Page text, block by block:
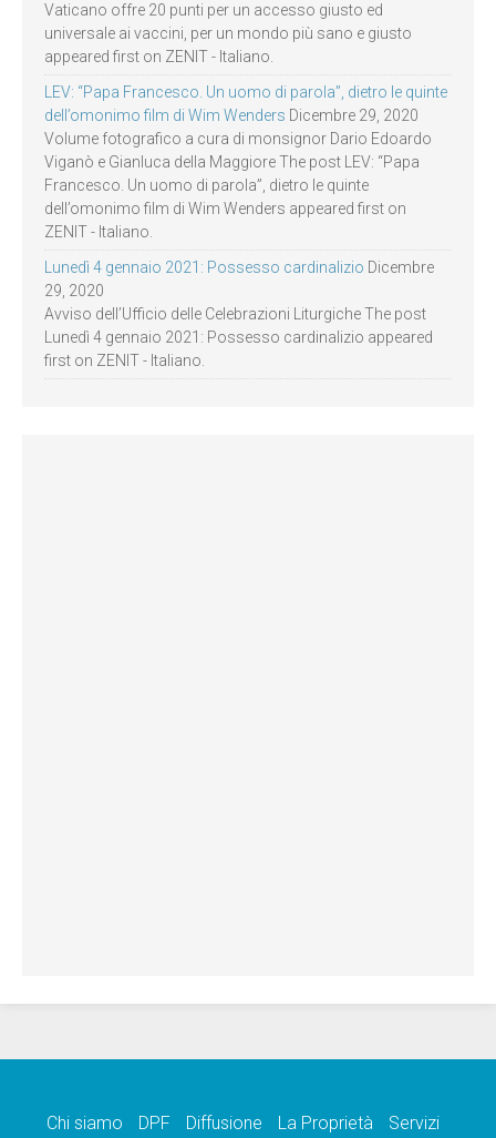
Vaticano offre 20 punti per un accesso giusto ed
universale ai vaccini, per un mondo più sano e giusto
appeared first on ZENIT - Italiano.
LEV: “Papa Francesco. Un uomo di parola”, dietro le quinte
dell’omonimo film di Wim Wenders Dicembre 29, 2020
Volume fotografico a cura di monsignor Dario Edoardo
Viganò e Gianluca della Maggiore The post LEV: “Papa
Francesco. Un uomo di parola”, dietro le quinte
dell’omonimo film di Wim Wenders appeared first on
ZENIT - Italiano.
Lunedì 4 gennaio 2021: Possesso cardinalizio Dicembre
29, 2020
Avviso dell’Ufficio delle Celebrazioni Liturgiche The post
Lunedì 4 gennaio 2021: Possesso cardinalizio appeared
first on ZENIT - Italiano.
Chi siamo DPF Diffusione La Proprietà Servizi